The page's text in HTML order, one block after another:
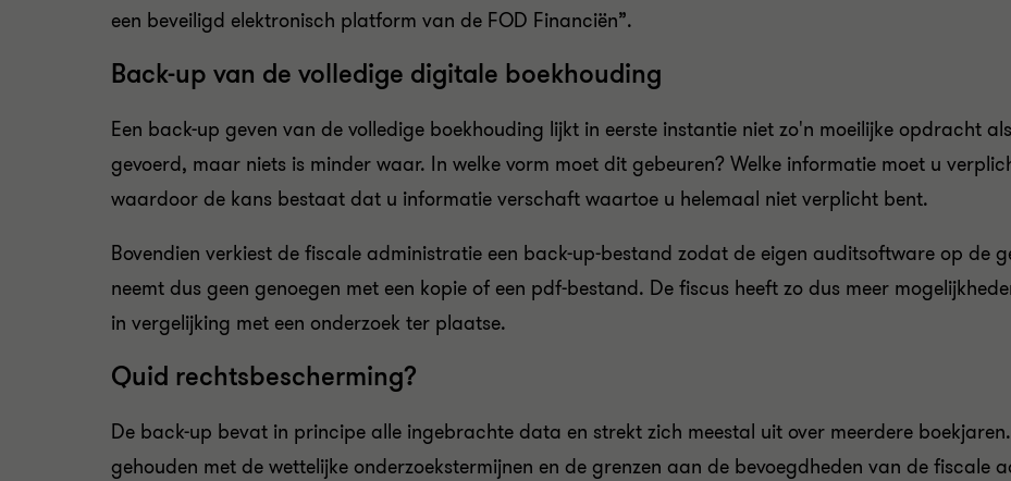
een beveiligd elektronisch platform van de FOD Financiën”.
Back-up van de volledige digitale boekhouding
Een back-up geven van de volledige boekhouding lijkt in eerste instantie niet zo'n moeilijke opdracht
gevoerd, maar niets is minder waar. In welke vorm moet dit gebeuren? Welke informatie moet u
waardoor de kans bestaat dat u informatie verschaft waartoe u helemaal niet verplicht bent.
Bovendien verkiest de fiscale administratie een back-up-bestand zodat de eigen auditsoftware op de
neemt dus geen genoegen met een kopie of een pdf-bestand. De fiscus heeft zo dus meer
in vergelijking met een onderzoek ter plaatse.
Quid rechtsbescherming?
De back-up bevat in principe alle ingebrachte data en strekt zich meestal uit over meerdere
gehouden met de wettelijke onderzoekstermijnen en de grenzen aan de bevoegdheden van de fiscale